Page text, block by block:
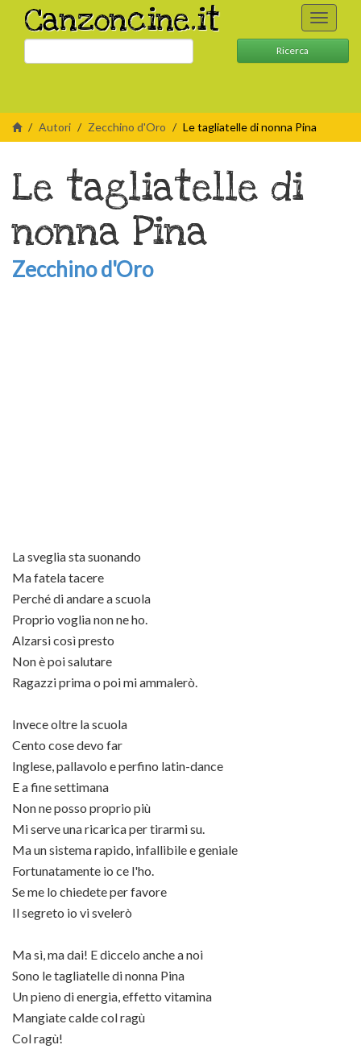
Canzoncine.it
Toggle
Ricerca
Autori Zecchino d'Oro Le tagliatelle di nonna Pina
Le tagliatelle di
nonna Pina
Zecchino d'Oro
La sveglia sta suonando
Ma fatela tacere
Perché di andare a scuola
Proprio voglia non ne ho.
Alzarsi così presto
Non è poi salutare
Ragazzi prima o poi mi ammalerò.
Invece oltre la scuola
Cento cose devo far
Inglese, pallavolo e perfino latin-dance
E a fine settimana
Non ne posso proprio più
Mi serve una ricarica per tirarmi su.
Ma un sistema rapido, infallibile e geniale
Fortunatamente io ce l'ho.
Se me lo chiedete per favore
Il segreto io vi svelerò
Ma sì, ma dai! E diccelo anche a noi
Sono le tagliatelle di nonna Pina
Un pieno di energia, effetto vitamina
Mangiate calde col ragù
Col ragù!